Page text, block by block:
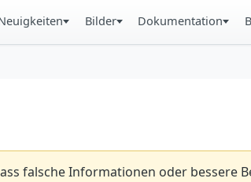
Bilder Dokumentation
falsche Informationen oder bessere